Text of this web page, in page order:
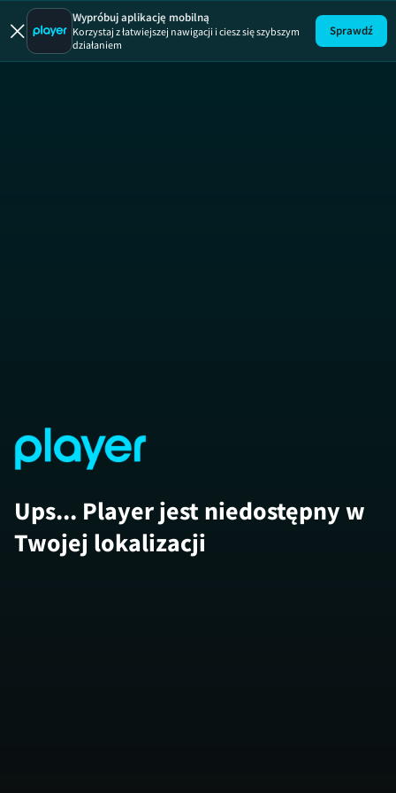
Wielcy
Wypróbuj aplikację mobilną
Korzystaj z łatwiejszej nawigacji i ciesz się szybszym
działaniem
Sprawdź
Ups... Player jest niedostępny w
Twojej lokalizacji